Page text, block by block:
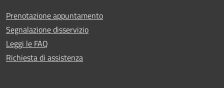
Prenotazione appuntamento
Segnalazione disservizio
Leggi le FAQ
Richiesta di assistenza